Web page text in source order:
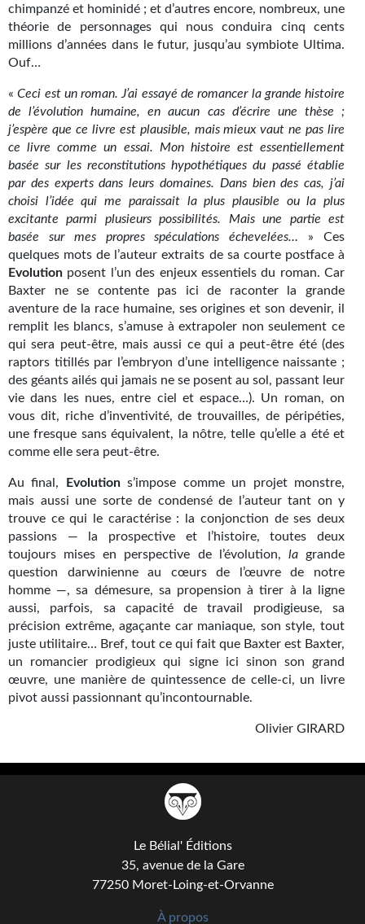
S'abonner
Le blog
Le prix des lecteurs
GOODIES
Goodies Gotland
Tirages d’art Une Heure-Lumière
PLUS
À paraître
Revue de presse
Récompenses
Newsletter
Le Bélial' sur Youtube
Tous les articles
La Bibliothèque orbitale
Journal d'un homme des bois
FORUMS
CONTACT
Nous contacter
Support technique
chimpanzé et hominidé ; et d’autres encore, nombreux, une
théorie de personnages qui nous conduira cinq cents
millions d’années dans le futur, jusqu’au symbiote Ultima.
Ouf…
«Ceci est un roman. J’ai essayé de romancer la grande histoire
de l’évolution humaine, en aucun cas d’écrire une thèse ;
j’espère que ce livre est plausible, mais mieux vaut ne pas lire
ce livre comme un essai.
Mon histoire est essentiellement
basée sur les reconstitutions hypothétiques du passé établie
par des experts dans leurs domaines. Dans bien des cas, j’ai
choisi l’idée qui me paraissait la plus plausible ou la plus
excitante
parmi plusieurs possibilités. Mais une partie est
basée
sur mes propres spéculations échevelées… » Ces
quelques mots de l’auteur extraits de sa courte postface à
Evolution posent l’un des enjeux essentiels du roman. Car
Baxter ne se contente pas ici de raconter la grande
aventure de la race humaine, ses origines et son devenir, il
remplit les blancs, s’amuse à extrapoler non seulement ce
qui sera peut-être, mais aussi ce qui a peut-être été (des
raptors titillés par l’embryon d’une intelligence naissante ;
des géants ailés qui jamais ne se posent au sol, passant leur
vie dans les nues, entre ciel et espace…). Un roman, on
vous dit, riche d’inventivité, de trouvailles, de péripéties,
une fresque sans équivalent, la nôtre, telle qu’elle a été et
comme elle sera peut-être.
Au final, Evolutions’impose comme un projet monstre,
mais aussi une sorte de condensé de l’auteur tant on y
trouve ce qui le caractérise : la conjonction de ses deux
passions — la prospective et l’histoire, toutes deux
toujours mises en perspective de l’évolution, la grande
question darwinienne au cœurs de l’œuvre de notre
homme —, sa démesure, sa propension à tirer à la ligne
aussi, parfois, sa capacité de travail prodigieuse, sa
précision extrême, agaçante car maniaque, son style, tout
juste utilitaire… Bref, tout ce qui fait que Baxter est Baxter,
un romancier prodigieux qui signe ici sinon son grand
œuvre, une manière de quintessence de celle-ci, un livre
pivot aussi passionnant qu’incontournable.
Olivier GIRARD
Le Bélial' Éditions
35, avenue de la Gare
77250 Moret-Loing-et-Orvanne
À propos